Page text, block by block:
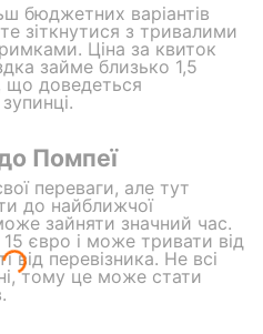
бюджетних варіантів
зіткнутися з тривалими
Ціна за квиток
займе близько 1,5
що доведеться
Помпеї
переваги, але тут
до найближчої
зайняти значний час.
євро і може тривати від
від перевізника. Не всі
тому це може стати